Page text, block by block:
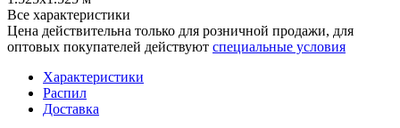
Все характеристики
Цена действительна только для розничной продажи, для
оптовых покупателей действуют специальные условия
Характеристики
Распил
Доставка